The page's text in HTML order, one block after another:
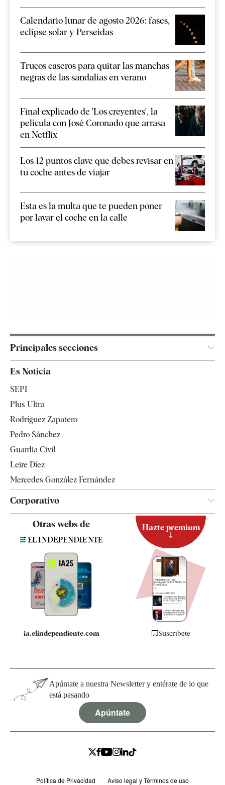
Calendario lunar de agosto 2026: fases,
eclipse solar y Perseidas
Trucos caseros para quitar las manchas
negras de las sandalias en verano
Final explicado de 'Los creyentes', la
película con José Coronado que arrasa
en Netflix
Los 12 puntos clave que debes revisar en
tu coche antes de viajar
Esta es la multa que te pueden poner
por lavar el coche en la calle
Principales secciones
España
Televisión
Es Noticia
SEPI
Plus Ultra
Rodríguez Zapatero
Pedro Sánchez
Guardia Civil
Leire Díez
Mercedes González Fernández
Corporativo
Contacto
Quiénes somos
Especificaciones
Otras webs de
ia.elindependiente.com
Hazte premium
Suscríbete
Apúntate a nuestra Newsletter y entérate de lo que
está pasando
Apúntate
Política de Privacidad Aviso legal y Términos de uso